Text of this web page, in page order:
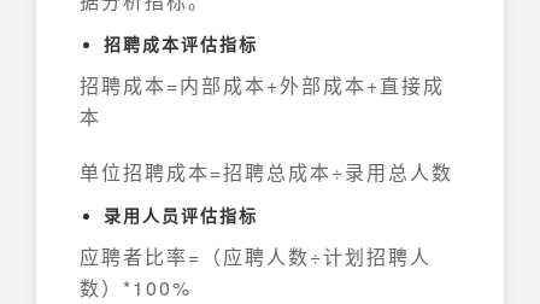
招聘成本评估指标
招聘成本=内部成本+外部成本+直接成
本
单位招聘成本=招聘总成本÷录用总人数
录用人员评估指标
应聘者比率=（应聘人数÷计划招聘人
数）*100%